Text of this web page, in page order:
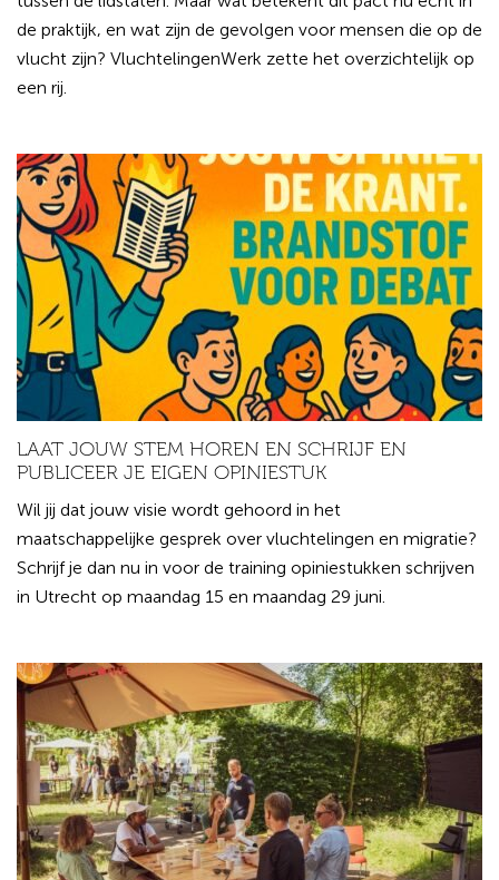
de praktijk, en wat zijn de gevolgen voor mensen die op de
vlucht zijn? VluchtelingenWerk zette het overzichtelijk op
een rij.
LAAT JOUW STEM HOREN EN SCHRIJF EN
PUBLICEER JE EIGEN OPINIESTUK
Wil jij dat jouw visie wordt gehoord in het
maatschappelijke gesprek over vluchtelingen en migratie?
Schrijf je dan nu in voor de training opiniestukken schrijven
in Utrecht op maandag 15 en maandag 29 juni.